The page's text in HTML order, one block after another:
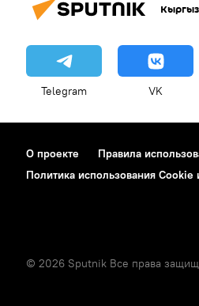
Telegram VK
О проекте Правила
Политика использования Cookie
© 2026 Sputnik Все права